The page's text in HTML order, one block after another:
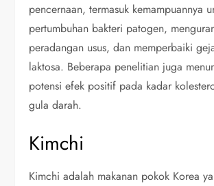
pencernaan, termasuk kemampuannya
pertumbuhan bakteri patogen,
peradangan usus, dan memperbaiki
laktosa. Beberapa penelitian juga
potensi efek positif pada kadar
gula darah.
Kimchi
Kimchi adalah makanan pokok Korea